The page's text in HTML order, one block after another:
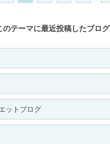
のテーマに最近投稿したブログ
ットブログ